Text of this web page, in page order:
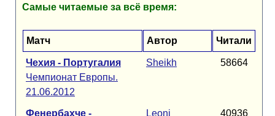
Самые читаемые за всё время:
Матч Автор Читали
Чехия - Португалия
Чемпионат Европы.
21.06.2012
Sheikh 58664
Фенербахче -
Leoni 40936